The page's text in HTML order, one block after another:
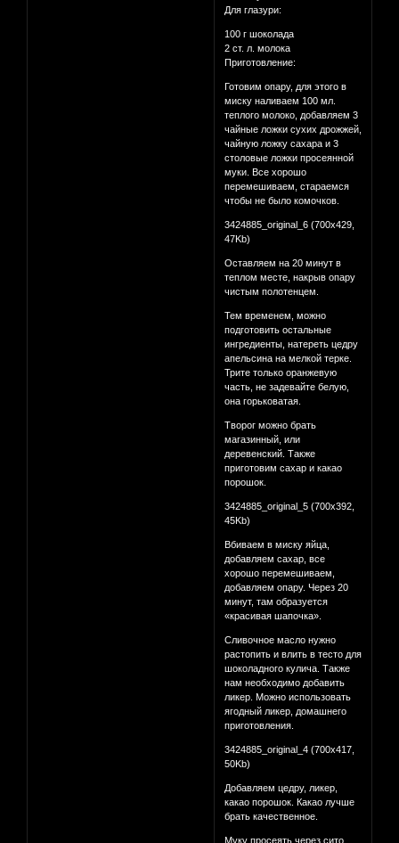
Для глазури:
100 г шоколада
2 ст. л. молока
Приготовление:
Готовим опару, для этого в
миску наливаем 100 мл.
теплого молоко, добавляем 3
чайные ложки сухих дрожжей,
чайную ложку сахара и 3
столовые ложки просеянной
муки. Все хорошо
перемешиваем, стараемся
чтобы не было комочков.
3424885_original_6 (700x429,
47Kb)
Оставляем на 20 минут в
теплом месте, накрыв опару
чистым полотенцем.
Тем временем, можно
подготовить остальные
ингредиенты, натереть цедру
апельсина на мелкой терке.
Трите только оранжевую
часть, не задевайте белую,
она горьковатая.
Творог можно брать
магазинный, или
деревенский. Также
приготовим сахар и какао
порошок.
3424885_original_5 (700x392,
45Kb)
Вбиваем в миску яйца,
добавляем сахар, все
хорошо перемешиваем,
добавляем опару. Через 20
минут, там образуется
«красивая шапочка».
Сливочное масло нужно
растопить и влить в тесто для
шоколадного кулича. Также
нам необходимо добавить
ликер. Можно использовать
ягодный ликер, домашнего
приготовления.
3424885_original_4 (700x417,
50Kb)
Добавляем цедру, ликер,
какао порошок. Какао лучше
брать качественное.
Муку просеять через сито